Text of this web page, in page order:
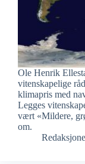
Ole Henrik
vitenskapelige
klimapris med
Legges
vært «Mildere,
om.